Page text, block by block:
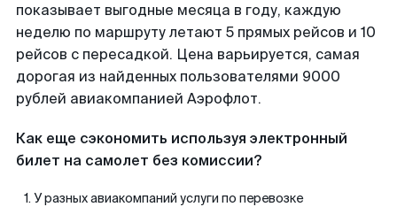
показывает выгодные месяца в году, каждую
неделю по маршруту летают 5 прямых рейсов и 10
рейсов с пересадкой. Цена варьируется, самая
дорогая из найденных пользователями 9000
рублей авиакомпанией Аэрофлот.
Как еще сэкономить используя электронный
билет на самолет без комиссии?
У разных авиакомпаний услуги по перевозке